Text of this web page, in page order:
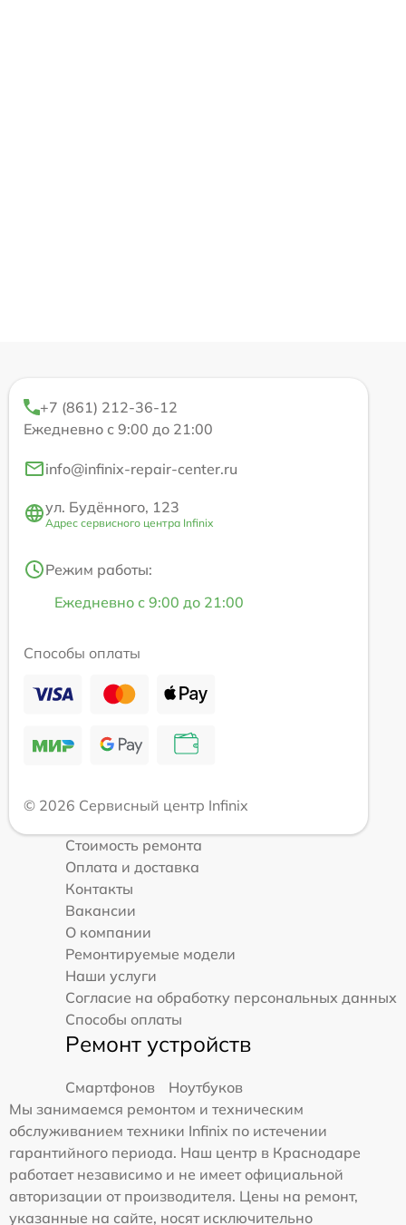
+7 (861) 212-36-12
Ежедневно с 9:00 до 21:00
info@infinix-repair-center.ru
ул. Будённого, 123
Адрес сервисного центра Infinix
Режим работы:
Ежедневно с 9:00 до 21:00
Способы оплаты
© 2026 Сервисный центр Infinix
Стоимость ремонта
Оплата и доставка
Контакты
Вакансии
О компании
Ремонтируемые модели
Наши услуги
Согласие на обработку персональных данных
Способы оплаты
Ремонт устройств
Смартфонов
Ноутбуков
Мы занимаемся ремонтом и техническим
обслуживанием техники Infinix по истечении
гарантийного периода. Наш центр в Краснодаре
работает независимо и не имеет официальной
авторизации от производителя. Цены на ремонт,
указанные на сайте, носят исключительно